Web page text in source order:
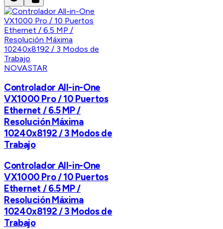
NOVASTAR
Controlador All-in-One
VX1000 Pro / 10 Puertos
Ethernet / 6.5 MP /
Resolución Máxima
10240x8192 / 3 Modos de
Trabajo
Controlador All-in-One
VX1000 Pro / 10 Puertos
Ethernet / 6.5 MP /
Resolución Máxima
10240x8192 / 3 Modos de
Trabajo